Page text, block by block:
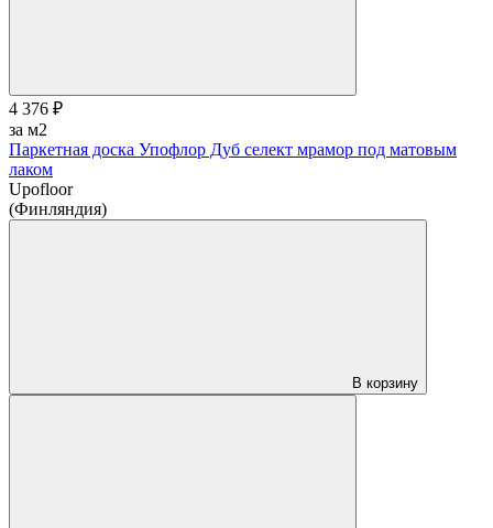
4 376 ₽
за м2
Паркетная доска Упофлор Дуб селект мрамор под матовым
лаком
Upofloor
(Финляндия)
В корзину